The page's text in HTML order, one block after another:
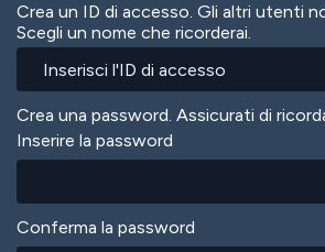
Crea un ID di accesso. Gli altri utenti
Scegli un nome che ricorderai.
Crea una password. Assicurati di
Inserire la password
Conferma la password